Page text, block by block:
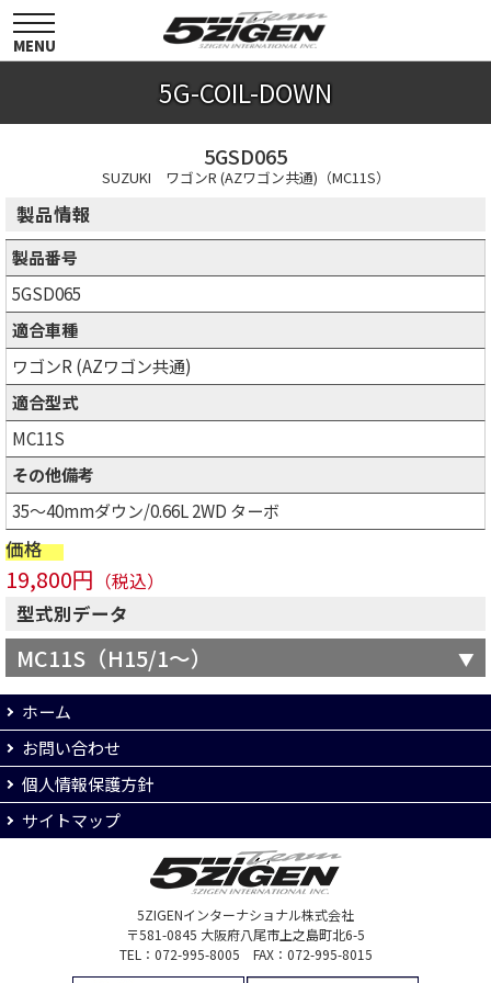
toggle
navigation
MENU
5G-COIL-DOWN
5GSD065
SUZUKI ワゴンR (AZワゴン共通)（MC11S）
製品情報
製品番号
5GSD065
適合車種
ワゴンR (AZワゴン共通)
適合型式
MC11S
その他備考
35～40mmダウン/0.66L 2WD ターボ
価格
19,800円 （税込）
型式別データ
MC11S（H15/1～）
ホーム
お問い合わせ
個人情報保護方針
サイトマップ
5ZIGENインターナショナル株式会社
〒581-0845 大阪府八尾市上之島町北6-5
TEL：072-995-8005 FAX：072-995-8015